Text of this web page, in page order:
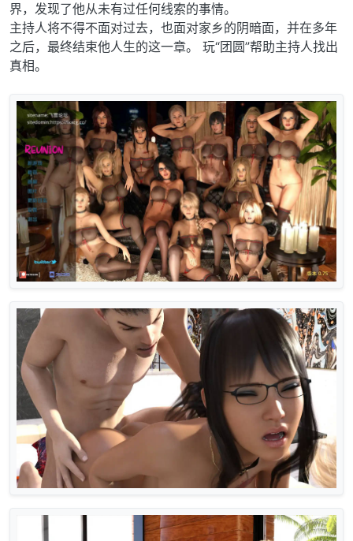
界，发现了他从未有过任何线索的事情。
主持人将不得不面对过去，也面对家乡的阴暗面，并在多年
之后，最终结束他人生的这一章。 玩“团圆”帮助主持人找出
真相。​